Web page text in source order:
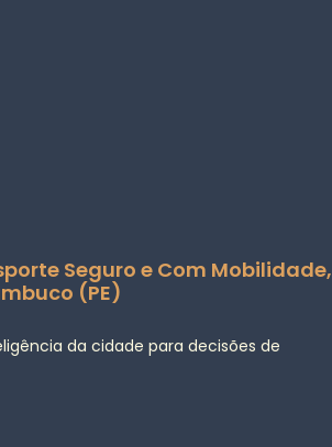
Seguro e Com Mobilidade,
(PE)
da cidade para decisões de